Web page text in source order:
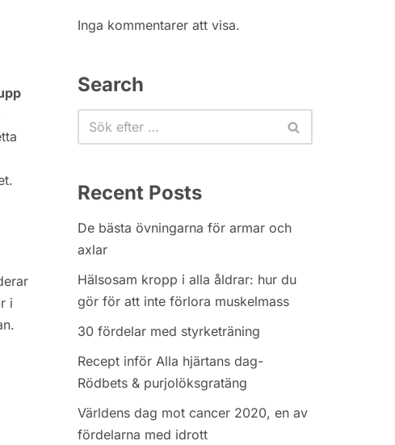
i
Inga kommentarer att visa.
Search
Recent Posts
De bästa övningarna för armar och
axlar
Hälsosam kropp i alla åldrar: hur du
gör för att inte förlora muskelmass
30 fördelar med styrketräning
Recept inför Alla hjärtans dag-
Rödbets & purjolöksgratäng
Världens dag mot cancer 2020, en av
fördelarna med idrott